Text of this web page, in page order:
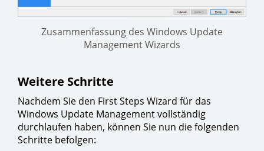
Zusammenfassung des Windows Update
Management Wizards
Weitere Schritte
Nachdem Sie den First Steps Wizard für das
Windows Update Management vollständig
durchlaufen haben, können Sie nun die folgenden
Schritte befolgen: